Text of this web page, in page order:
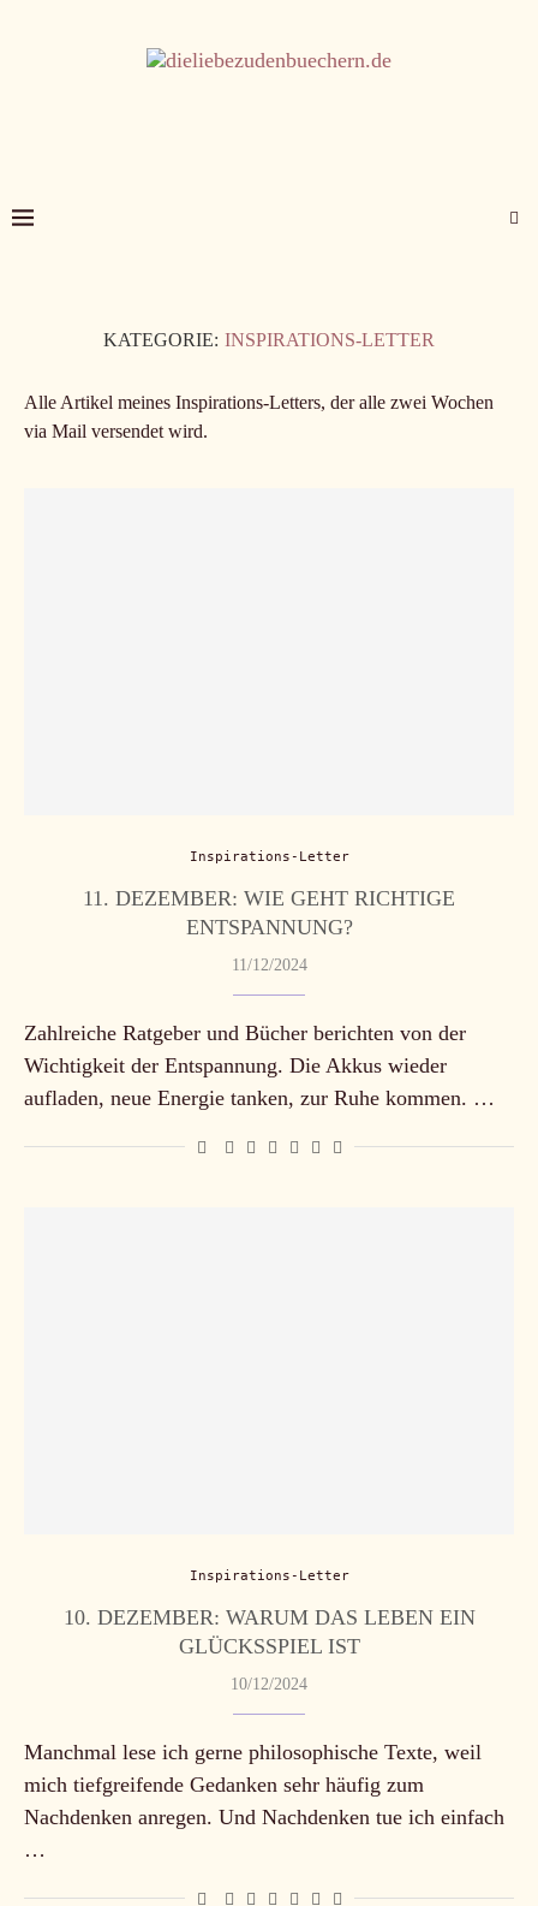
KATEGORIE: INSPIRATIONS-LETTER
Alle Artikel meines Inspirations-Letters, der alle zwei Wochen
via Mail versendet wird.
Inspirations-Letter
11. DEZEMBER: WIE GEHT RICHTIGE
ENTSPANNUNG?
11/12/2024
Zahlreiche Ratgeber und Bücher berichten von der
Wichtigkeit der Entspannung. Die Akkus wieder
aufladen, neue Energie tanken, zur Ruhe kommen. …
Inspirations-Letter
10. DEZEMBER: WARUM DAS LEBEN EIN
GLÜCKSSPIEL IST
10/12/2024
Manchmal lese ich gerne philosophische Texte, weil
mich tiefgreifende Gedanken sehr häufig zum
Nachdenken anregen. Und Nachdenken tue ich einfach
…